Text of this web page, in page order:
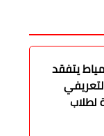
يتفقد
لطلاب